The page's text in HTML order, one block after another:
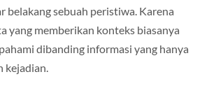
belakang sebuah peristiwa. Karena
yang memberikan konteks biasanya
dibanding informasi yang hanya
kejadian.